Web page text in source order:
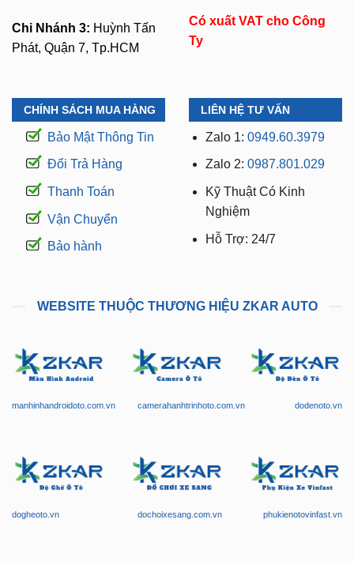
Chi Nhánh 3: Huỳnh Tấn
Phát, Quận 7, Tp.HCM
Có xuất VAT cho Công
Ty
CHÍNH SÁCH MUA HÀNG
Bảo Mật Thông Tin
Đổi Trả Hàng
Thanh Toán
Vận Chuyển
Bảo hành
LIÊN HỆ TƯ VẤN
Zalo 1: 0949.60.3979
Zalo 2: 0987.801.029
Kỹ Thuật Có Kinh
Nghiệm
Hỗ Trợ: 24/7
WEBSITE THUỘC THƯƠNG HIỆU ZKAR AUTO
manhinhandroidoto.com.vn camerahanhtrinhoto.com.vn dodenoto.vn
dogheoto.vn dochoixesang.com.vn phukienotovinfast.vn